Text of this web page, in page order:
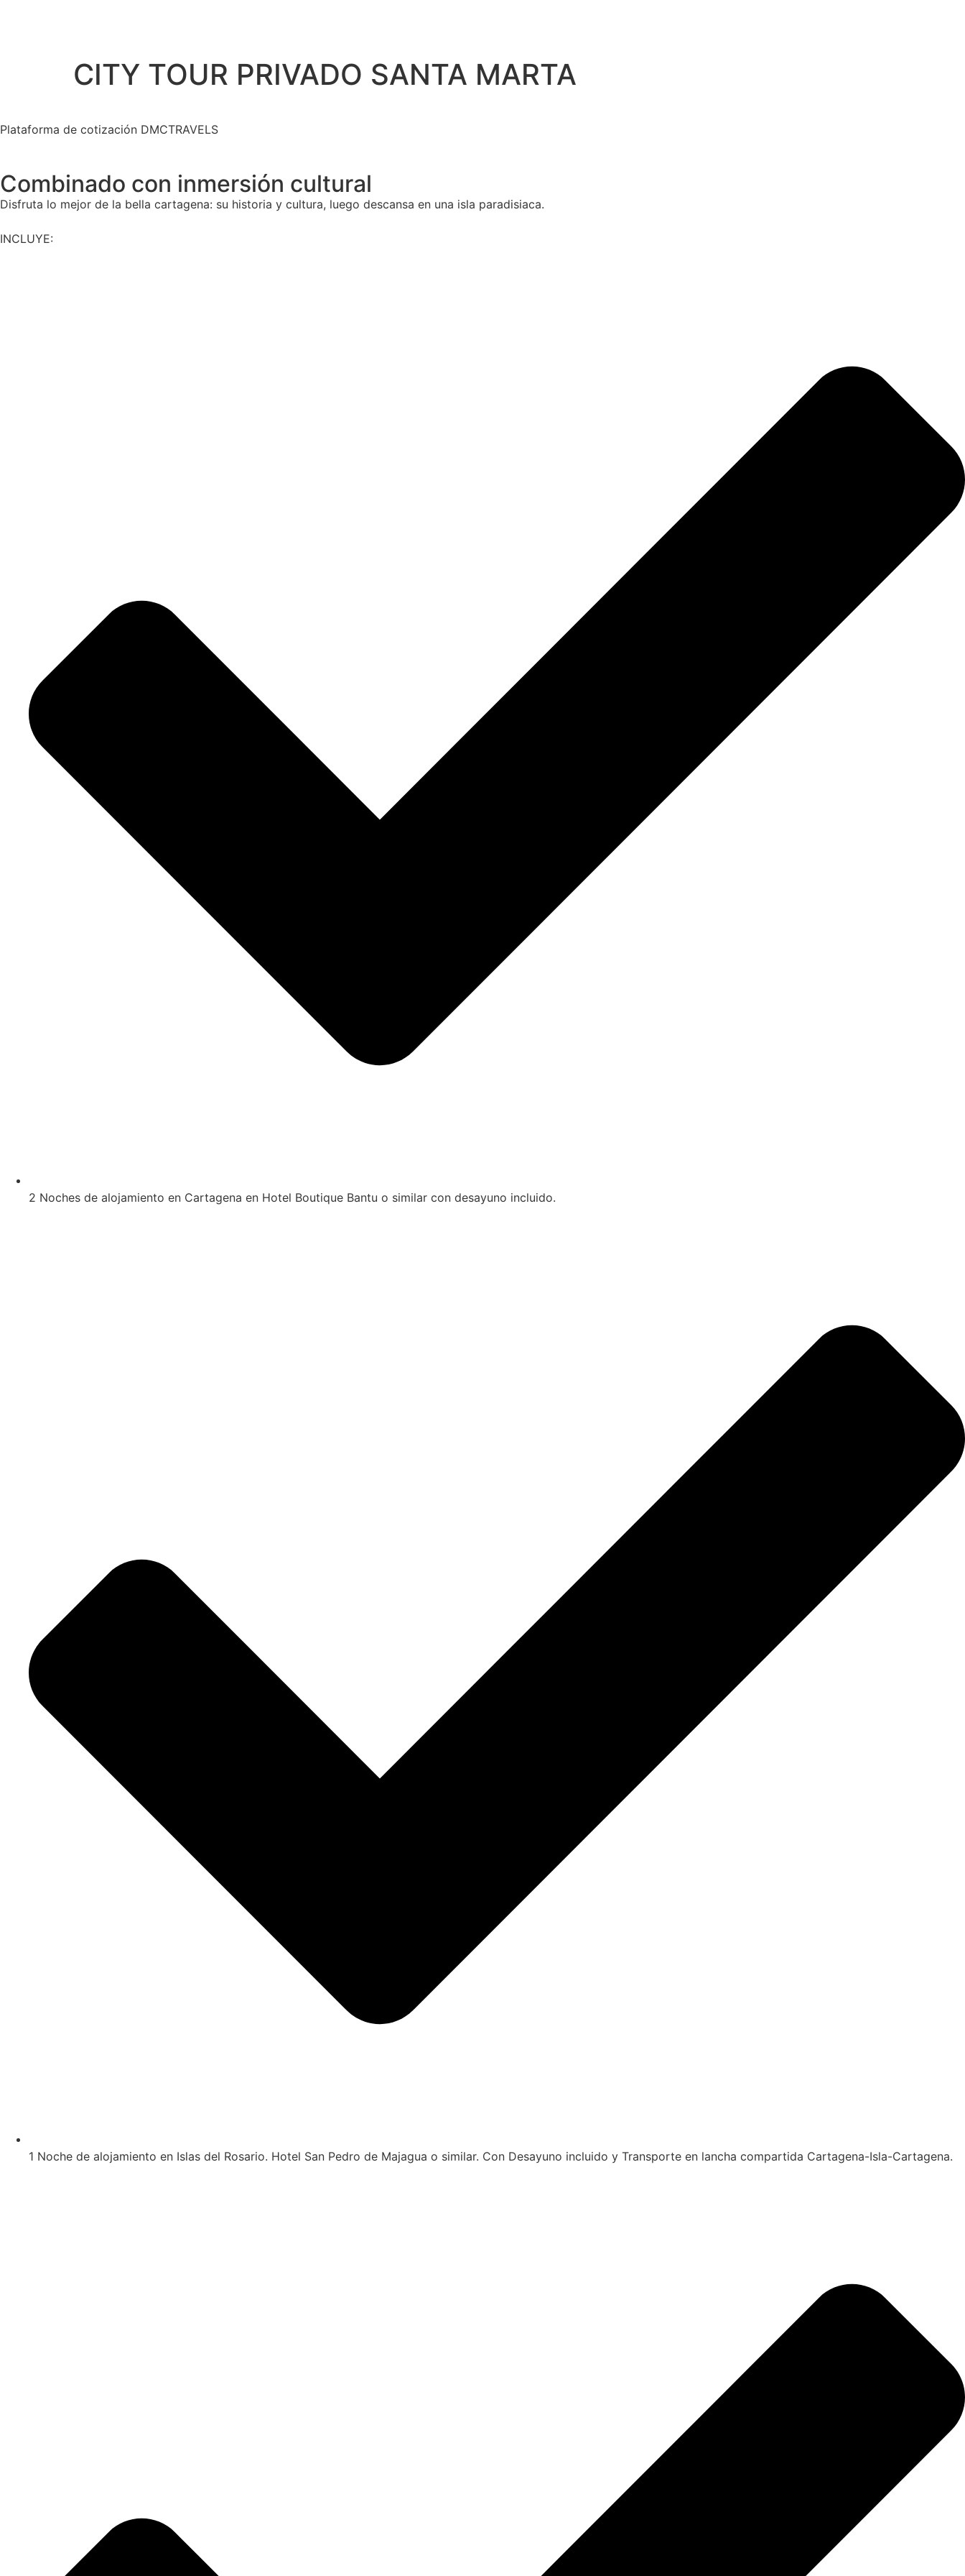
CITY TOUR PRIVADO SANTA MARTA
Plataforma de cotización DMCTRAVELS
Combinado con inmersión cultural
Disfruta lo mejor de la bella cartagena: su historia y cultura, luego descansa en una isla paradisiaca.
INCLUYE:
2 Noches de alojamiento en Cartagena en Hotel Boutique Bantu o similar con desayuno incluido.
1 Noche de alojamiento en Islas del Rosario. Hotel San Pedro de Majagua o similar. Con Desayuno incluido y Transporte en lancha compartida Cartagena-Isla-Cartagena.